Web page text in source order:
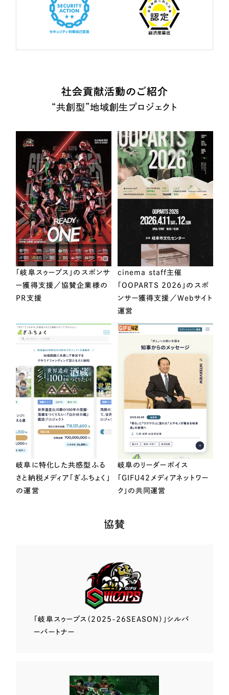
社会貢献活動のご紹介
“共創型”地域創生プロジェクト
「岐阜スゥープス」のスポンサ
ー獲得支援／協賛企業様の
PR支援
cinema staff主催
「OOPARTS 2026」のスポ
ンサー獲得支援／Webサイト
運営
岐阜に特化した共感型ふる
さと納税メディア「ぎふちょく」
の運営
岐阜のリーダーボイス
「GIFU42メディアネットワー
ク」の共同運営
協賛
「岐阜スゥープス （2025-26SEASON）」 シルバ
ーパートナー